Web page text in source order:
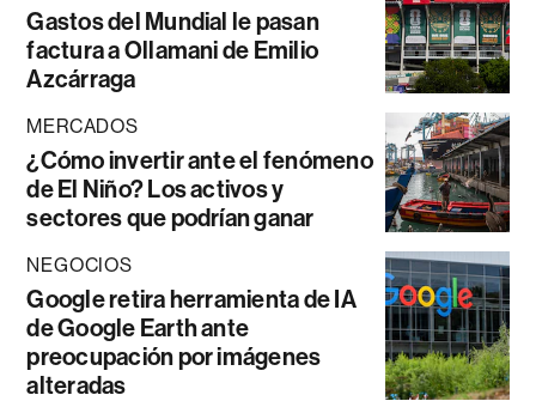
Gastos del Mundial le pasan
factura a Ollamani de Emilio
Azcárraga
MERCADOS
¿Cómo invertir ante el fenómeno
de El Niño? Los activos y
sectores que podrían ganar
NEGOCIOS
Google retira herramienta de IA
de Google Earth ante
preocupación por imágenes
alteradas